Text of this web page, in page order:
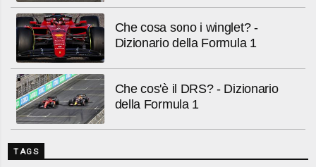
Che cosa sono i winglet? -
Dizionario della Formula 1
Che cos'è il DRS? - Dizionario
della Formula 1
TAGS